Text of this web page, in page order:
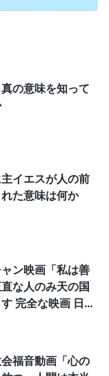
ときに始まった
。十字架にかけ
ような人たちの
。このことから
後も依然として
の本質は変わっ
復活し、元の
きからの人間に
の前に戻ってき
初にトマスのと
せ、復活後の霊
体に触れさせて
払拭したので
前、トマスは常
念を抱き、信じ
スの神に対する
の意味を知って
イエスが人の前
た意味は何か
ン映画「私は善
な人のみ天の国
日本
福音動画「心の